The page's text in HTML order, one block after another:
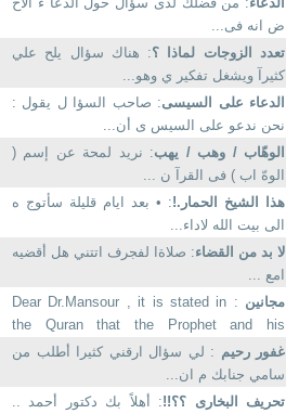
ض انه فى...
تعدد الزوجات لماذا ؟: هناك سؤال يلح علي
كثيرآ ويشغل تفكير ي وهو...
الدعاء على السيسى: صاحب السؤا ل يقول :
نحن ندعو على السيس ى أن...
الوهّاب / وهب / يهب: نريد لمحة عن إسم (
الوهّ اب ) فى القرآ ن ...
هذا الشيخ الحمار.!: • بعد ايام قليلة سأتوج ه
الى بيت الله لاداء...
لا بد من القضاء: صلاةا لفجرف اتتني هل أقضيه
امع ...
مجانين
: Dear Dr.Mansour , it is stated in
the Quran that the Prophet and his
followers used to...
غفور رحيم : لي سؤال ارقني كثيرا أطلب من
سامي جنابك م ان...
تحريف البخارى ؟؟!!: أهلاً بك دكتور أحمد ..